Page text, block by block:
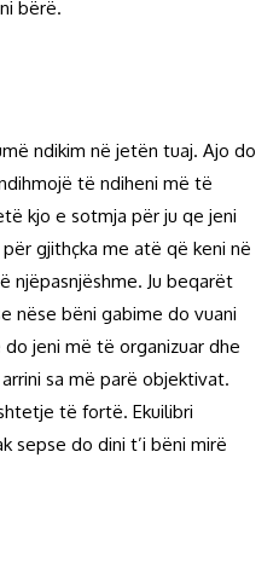
bërë.
ndikim në jetën tuaj. Ajo do
të ndiheni më të
kjo e sotmja për ju qe jeni
gjithçka me atë që keni në
njëpasnjëshme. Ju beqarët
nëse bëni gabime do vuani
jeni më të organizuar dhe
sa më parë objektivat.
të fortë. Ekuilibri
sepse do dini t’i bëni mirë